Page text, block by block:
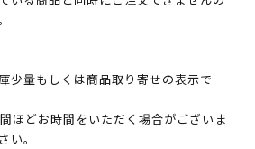
少量もしくは商品取り寄せの表示で
ほどお時間をいただく場合がございま
い。